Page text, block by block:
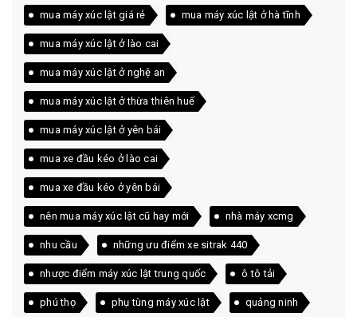
mua máy xúc lật giá rẻ mua máy xúc lật ở hà tĩnh
mua máy xúc lật ở lào cai
mua máy xúc lật ở nghệ an
mua máy xúc lật ở thừa thiên huế
mua máy xúc lật ở yên bái
mua xe đầu kéo ở lào cai
mua xe đầu kéo ở yên bái
nên mua máy xúc lật cũ hay mới nhà máy xcmg
nhu cầu những ưu điểm xe sitrak 440
nhược điểm máy xúc lật trung quốc ô tô tải
phú thọ phụ tùng máy xúc lật quảng ninh